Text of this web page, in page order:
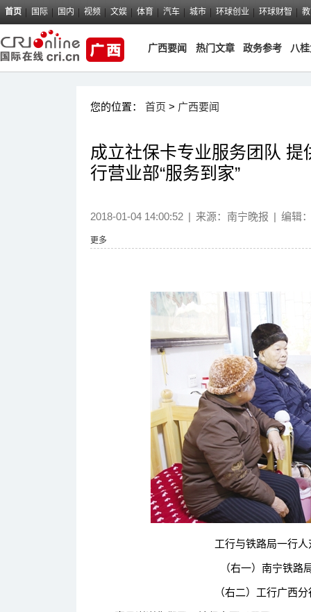
首页 国际 国内 视频 文娱 体育 汽车 城市 环球创业 环球财智
广西要闻 热门文章 政务参考 八
您的位置： 首页 > 广西要闻
成立社保卡专业服务团队 提
行营业部“服务到家”
2018-01-04 14:00:52 | 来源： 南宁晚报 | 编辑
更多
工行与铁路局一行人
（右一）南宁铁路
（右二）工行广西